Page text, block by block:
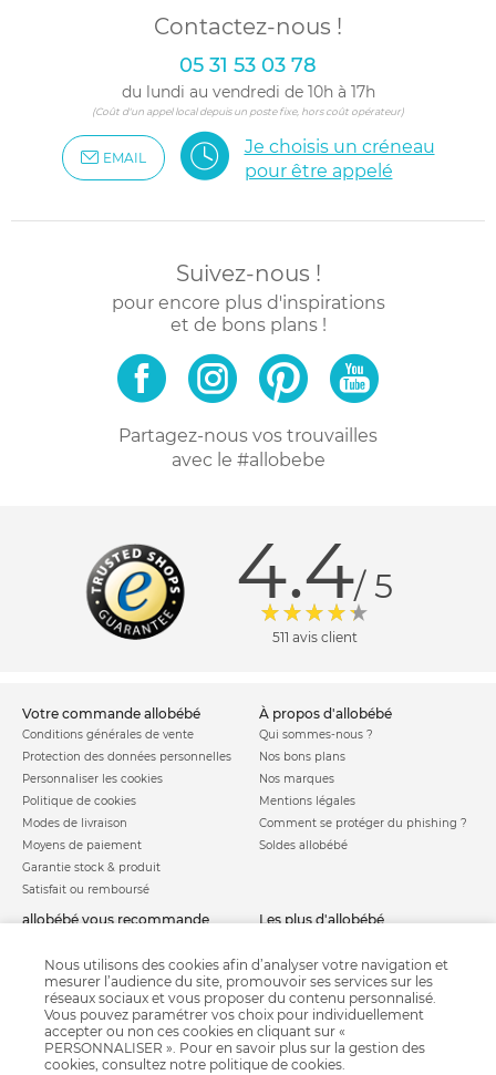
Contactez-nous !
05 31 53 03 78
du lundi au vendredi de 10h à 17h
(Coût d'un appel local depuis un poste fixe, hors coût opérateur)
EMAIL
Je choisis un créneau
pour être appelé
Suivez-nous !
pour encore plus d'inspirations
et de bons plans !
Partagez-nous vos trouvailles
avec le #allobebe
4.4/ 5
511 avis client
votre commande allobébé
Conditions générales de vente
Protection des données personnelles
Personnaliser les cookies
Politique de cookies
Modes de livraison
Moyens de paiement
Garantie stock & produit
Satisfait ou remboursé
à propos d'allobébé
Qui sommes-nous ?
Nos bons plans
Nos marques
Mentions légales
Comment se protéger du phishing ?
Soldes allobébé
allobébé vous recommande
Nos labels
Nos licences
Besoin d'aide ?
FAQ
les plus d'allobébé
Infos conseils
Jeux concours
Valise de maternité
Parrainage
Paiement sécurisé
Nous utilisons des cookies afin d’analyser votre navigation et
mesurer l’audience du site, promouvoir ses services sur les
réseaux sociaux et vous proposer du contenu personnalisé.
Vous pouvez paramétrer vos choix pour individuellement
accepter ou non ces cookies en cliquant sur «
PERSONNALISER ». Pour en savoir plus sur la gestion des
cookies, consultez notre politique de cookies.